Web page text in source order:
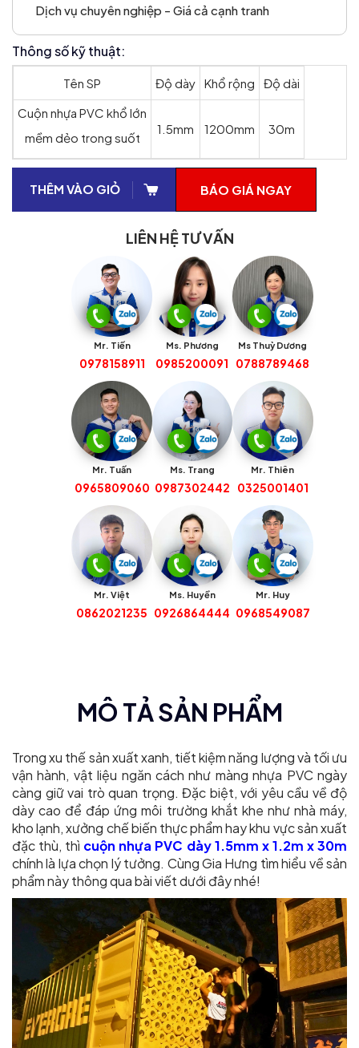
Dịch vụ chuyên nghiệp - Giá cả cạnh tranh
Thông số kỹ thuật:
Tên SP Độ dày Khổ rộng
Độ dài
Cuộn nhựa PVC khổ lớn
mềm dẻo trong suốt
1.5mm 1200mm 30m
THÊM VÀO GIỎ BÁO GIÁ NGAY
LIÊN HỆ TƯ VẤN
Mr. Tiến
0978158911
Ms. Phương
0985200091
Ms Thuỳ Dương
0788789468
Mr. Tuấn
0965809060
Ms. Trang
0987302442
Mr. Thiên
0325001401
Mr. Việt
0862021235
Ms. Huyền
0926864444
Mr. Huy
0968549087
MÔ TẢ SẢN PHẨM
Trong xu thế sản xuất xanh, tiết kiệm năng lượng và tối ưu
vận hành, vật liệu ngăn cách như màng nhựa PVC ngày
càng giữ vai trò quan trọng. Đặc biệt, với yêu cầu về độ
dày cao để đáp ứng môi trường khắt khe như nhà máy,
kho lạnh, xưởng chế biến thực phẩm hay khu vực sản xuất
đặc thù, thì cuộn nhựa PVC dày 1.5mm x 1.2m x 30m
chính là lựa chọn lý tưởng. Cùng Gia Hưng tìm hiểu về sản
phẩm này thông qua bài viết dưới đây nhé!